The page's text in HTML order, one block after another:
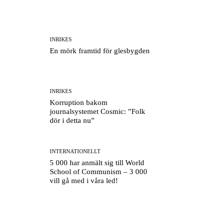
INRIKES
En mörk framtid för glesbygden
INRIKES
Korruption bakom
journalsystemet Cosmic: ”Folk
dör i detta nu”
INTERNATIONELLT
5 000 har anmält sig till World
School of Communism – 3 000
vill gå med i våra led!